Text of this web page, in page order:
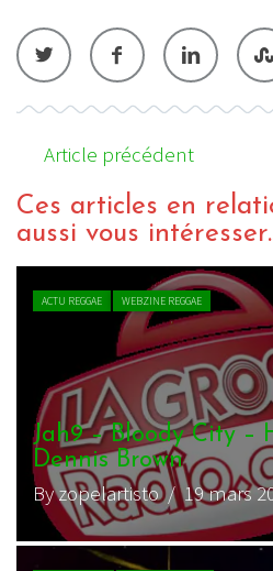
Article précédent
Ces articles en
aussi vous
CHRONIQUE REGGAE WEBZINE REGGAE
Jah9 – 9
By salomon_roots/ 2